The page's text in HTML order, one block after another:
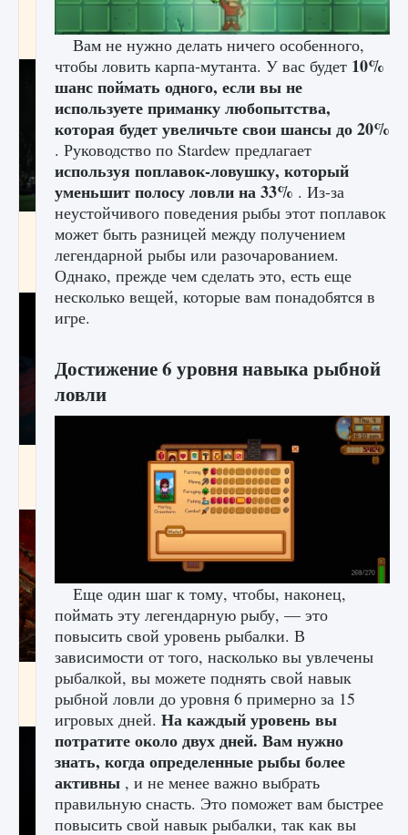
игре Creatures of Ava
9 августа 2024 1 164 0 0
Как исправить ошибку EA FC 25 beta,
которая не работает
9 августа 2024 1 370 0 0
Как создавать предметы в Creatures of Ava
1 266 0
Как найти Гробницу Изгоев в Diablo 4
9 августа 2024 1 337 0 0
Вам не нужно делать ничего особенного,
чтобы ловить карпа-мутанта. У вас будет 10%
шанс поймать одного, если вы не
используете приманку любопытства,
которая будетувеличьте свои шансы до 20%
. Руководство по Stardew предлагает
используя поплавок-ловушку, который
уменьшит полосу ловли на 33% . Из-за
неустойчивого поведения рыбы этот поплавок
может быть разницей между получением
легендарной рыбы или разочарованием.
Однако, прежде чем сделать это, есть еще
несколько вещей, которые вам понадобятся в
игре.
Достижение 6 уровня навыка рыбной
ловли
Еще один шаг к тому, чтобы, наконец,
поймать эту легендарную рыбу, — это
повысить свой уровень рыбалки. В
зависимости от того, насколько вы увлечены
рыбалкой, вы можете поднять свой навык
рыбной ловли до уровня 6 примерно за 15
игровых дней. На каждый уровень вы
потратите около двух дней. Вам нужно
знать, когда определенные рыбы более
активны , и не менее важно выбрать
правильную снасть. Это поможет вам быстрее
повысить свой навык рыбалки, так как вы